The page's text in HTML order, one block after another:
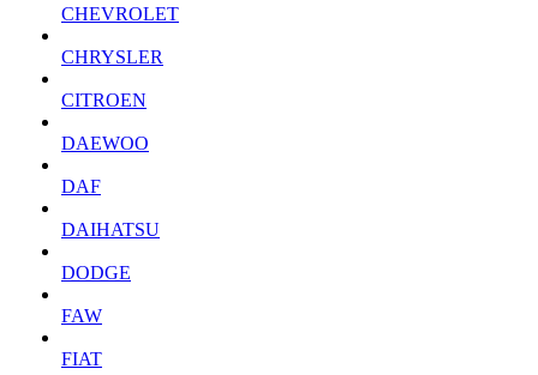
CHEVROLET
CHRYSLER
CITROEN
DAEWOO
DAF
DAIHATSU
DODGE
FAW
FIAT